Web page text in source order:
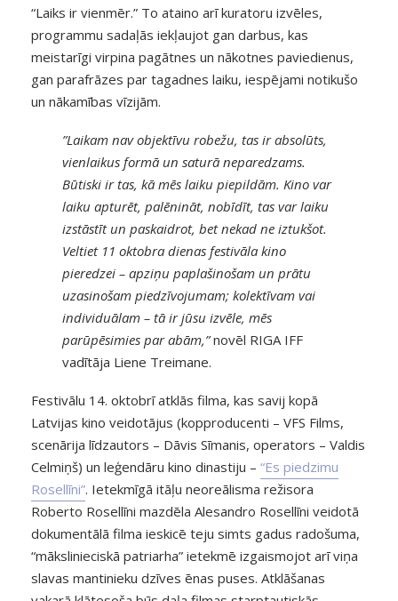
“Laiks ir vienmēr.” To ataino arī kuratoru izvēles,
programmu sadaļās iekļaujot gan darbus, kas
meistarīgi virpina pagātnes un nākotnes paviedienus,
gan parafrāzes par tagadnes laiku, iespējami notikušo
un nākamības vīzijām.
”Laikam nav objektīvu robežu, tas ir absolūts,
vienlaikus formā un saturā neparedzams.
Būtiski ir tas, kā mēs laiku piepildām. Kino var
laiku apturēt, palēnināt, nobīdīt, tas var laiku
izstāstīt un paskaidrot, bet nekad ne iztukšot.
Veltiet 11 oktobra dienas festivāla kino
pieredzei – apziņu paplašinošam un prātu
uzasinošam piedzīvojumam; kolektīvam vai
individuālam – tā ir jūsu izvēle, mēs
parūpēsimies par abām,”novēl RIGA IFF
vadītāja Liene Treimane.
Festivālu 14. oktobrī atklās filma, kas savij kopā
Latvijas kino veidotājus (kopproducenti – VFS Films,
scenārija līdzautors – Dāvis Sīmanis, operators – Valdis
Celmiņš) un leģendāru kino dinastiju – “Es piedzimu
Rosellīni”. Ietekmīgā itāļu neoreālisma režisora
Roberto Rosellīni mazdēla Alesandro Rosellīni veidotā
dokumentālā filma ieskicē teju simts gadus radošuma,
“mākslinieciskā patriarha” ietekmē izgaismojot arī viņa
slavas mantinieku dzīves ēnas puses. Atklāšanas